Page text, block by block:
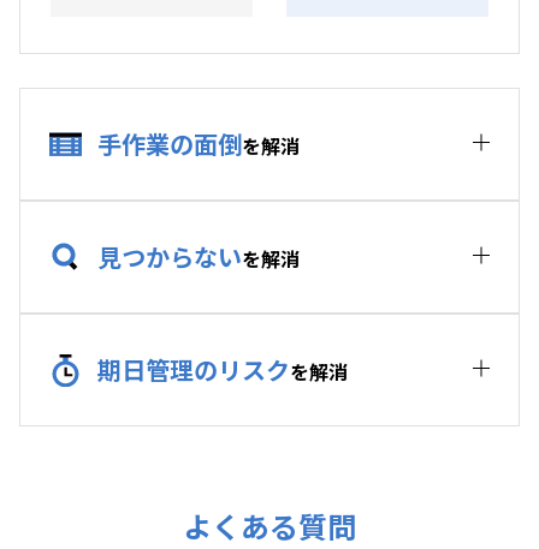
手作業の面倒を解消
見つからないを解消
期日管理のリスクを解消
よくある質問